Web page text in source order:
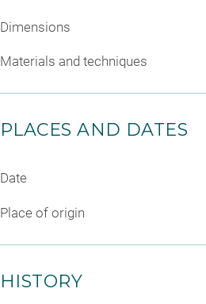
Dimensions
Materials and techniques
PLACES AND DATES
Date
Place of origin
HISTORY